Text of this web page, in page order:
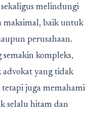
melindungi
maksimal, baik untuk
perusahaan.
kompleks,
advokat yang tidak
juga memahami
selalu hitam dan